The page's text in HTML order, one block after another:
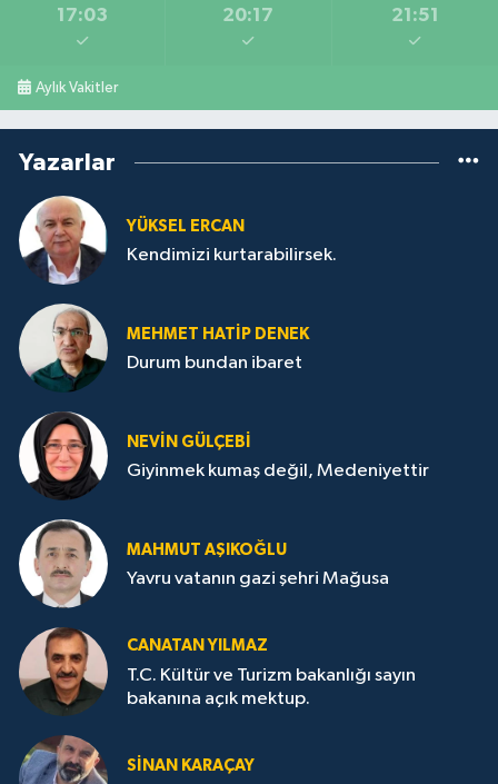
17:03 20:17 21:51
Aylık Vakitler
Yazarlar
YÜKSEL ERCAN
Kendimizi kurtarabilirsek.
MEHMET HATİP DENEK
Durum bundan ibaret
NEVİN GÜLÇEBİ
Giyinmek kumaş değil, Medeniyettir
MAHMUT AŞIKOĞLU
Yavru vatanın gazi şehri Mağusa
CANATAN YILMAZ
T.C. Kültür ve Turizm bakanlığı sayın
bakanına açık mektup.
SİNAN KARAÇAY